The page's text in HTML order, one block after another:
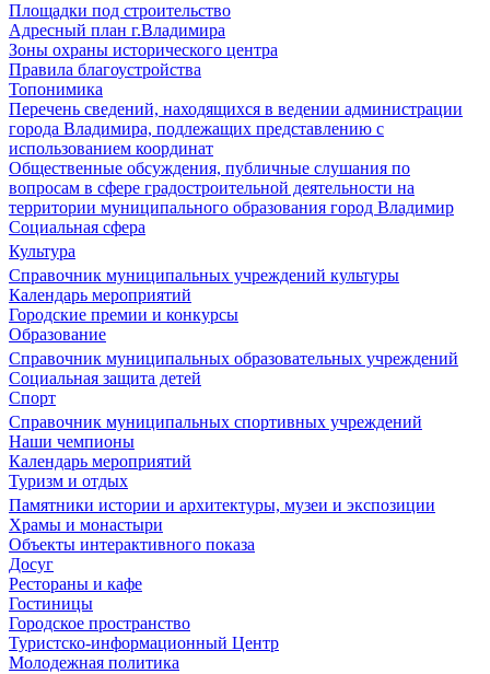
Площадки под строительство
Адресный план г.Владимира
Зоны охраны исторического центра
Правила благоустройства
Топонимика
Перечень сведений, находящихся в ведении администрации
города Владимира, подлежащих представлению с
использованием координат
Общественные обсуждения, публичные слушания по
вопросам в сфере градостроительной деятельности на
территории муниципального образования город Владимир
Социальная сфера
Культура
Справочник муниципальных учреждений культуры
Календарь мероприятий
Городские премии и конкурсы
Образование
Справочник муниципальных образовательных учреждений
Социальная защита детей
Спорт
Справочник муниципальных спортивных учреждений
Наши чемпионы
Календарь мероприятий
Туризм и отдых
Памятники истории и архитектуры, музеи и экспозиции
Храмы и монастыри
Объекты интерактивного показа
Досуг
Рестораны и кафе
Гостиницы
Городское пространство
Туристско-информационный Центр
Молодежная политика